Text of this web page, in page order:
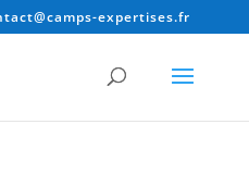
expertises.fr